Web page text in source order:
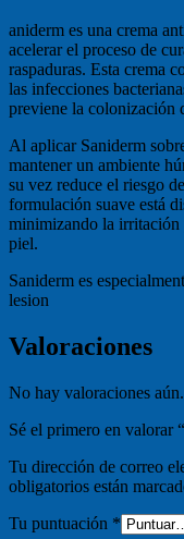
aniderm es una crema
acelerar el proceso de
raspaduras. Esta crema
las infecciones
previene la colonización
Al aplicar Saniderm
mantener un ambiente
su vez reduce el riesgo
formulación suave está
minimizando la irritación
piel.
Saniderm es
lesion
Valoraciones
No hay valoraciones aún.
Sé el primero en valorar
Tu dirección de correo
obligatorios están
Tu puntuación *